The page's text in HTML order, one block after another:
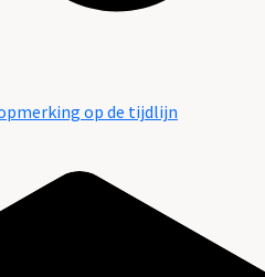
op de tijdlijn